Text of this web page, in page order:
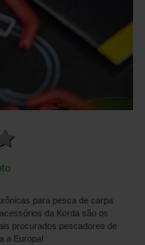
para pesca de carpa
da Korda são os
procurados pescadores de
a Europa!